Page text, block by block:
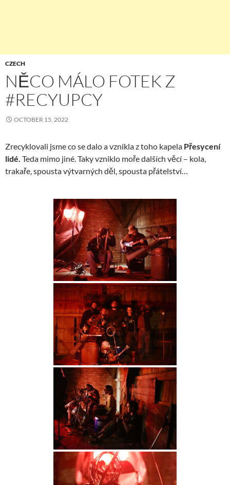
CZECH
NĚCO MÁLO FOTEK Z
#RECYUPCY
OCTOBER 15, 2022
Zrecyklovali jsme co se dalo a vznikla z toho kapela Přesycení
lidé. Teda mimo jiné. Taky vzniklo moře dalších věcí – kola,
trakaře, spousta výtvarných děl, spousta přátelství…